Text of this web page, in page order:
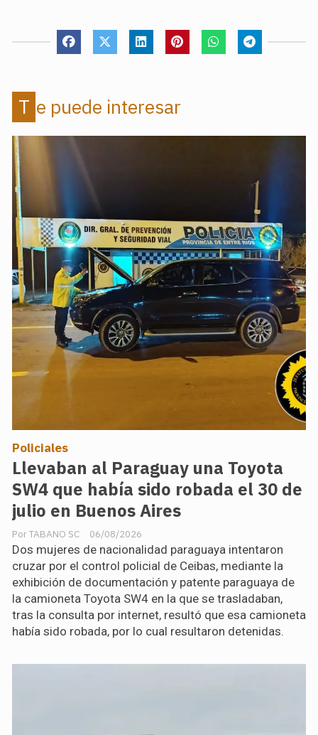
Te puede interesar
Llevaban al Paraguay una Toyota
SW4 que había sido robada el 30 de
julio en Buenos Aires
TABANO SC
Policiales
06/08/2026
Dos mujeres de nacionalidad paraguaya intentaron
cruzar por el control policial de Ceibas, mediante la
exhibición de documentación y patente paraguaya de
la camioneta Toyota SW4 en la que se trasladaban,
tras la consulta por internet, resultó que esa camioneta
había sido robada, por lo cual resultaron detenidas.